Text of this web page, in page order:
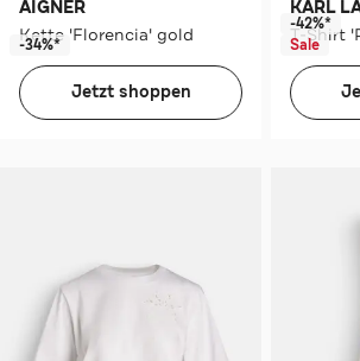
AIGNER
Kette 'Florencia' gold
-34%*
Jetzt shoppen
KARL
-42%*
Sale